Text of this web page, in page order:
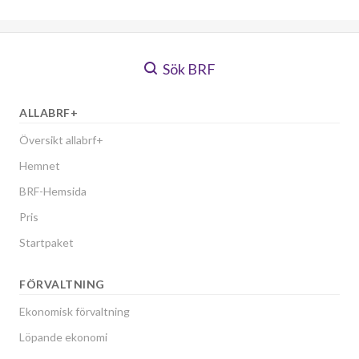
Sök BRF
ALLABRF+
Översikt allabrf+
Hemnet
BRF-Hemsida
Pris
Startpaket
FÖRVALTNING
Ekonomisk förvaltning
Löpande ekonomi